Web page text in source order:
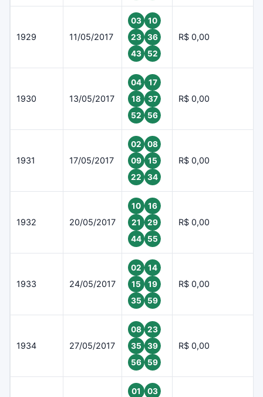
1929 11/05/2017
03
10
23
36
43
52
R$ 0,00
1930 13/05/2017
04
17
18
37
52
56
R$ 0,00
1931 17/05/2017
02
08
09
15
22
34
R$ 0,00
1932 20/05/2017
10
16
21
29
44
55
R$ 0,00
1933 24/05/2017
02
14
15
19
35
59
R$ 0,00
1934 27/05/2017
08
23
35
39
56
59
R$ 0,00
01
03